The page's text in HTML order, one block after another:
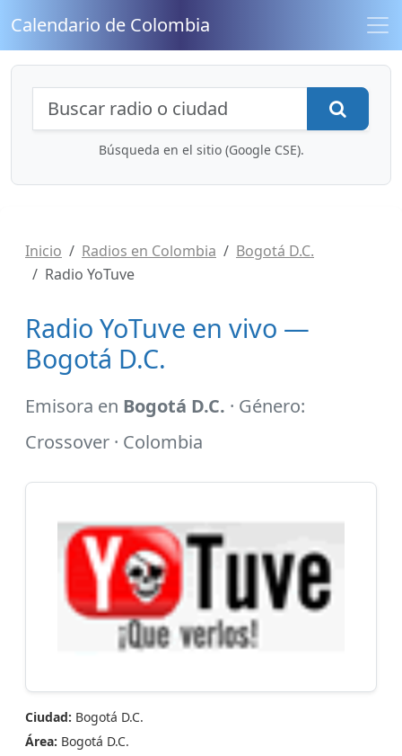
Calendario de Colombia
Búsqueda de radios y contenidos
Búsqueda en el sitio (Google CSE).
Inicio Radios en Colombia
Bogotá D.C.
Radio YoTuve
Radio YoTuve en vivo —
Bogotá D.C.
Emisora en Bogotá D.C. · Género:
Crossover · Colombia
Ciudad: Bogotá D.C.
Área: Bogotá D.C.